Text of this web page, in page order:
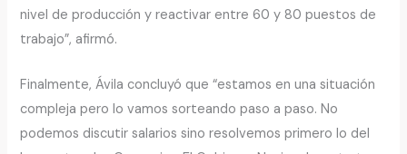
nivel de producción y reactivar entre 60 y 80 puestos de
trabajo”, afirmó.
Finalmente, Ávila concluyó que “estamos en una situación
compleja pero lo vamos sorteando paso a paso. No
podemos discutir salarios sino resolvemos primero lo del